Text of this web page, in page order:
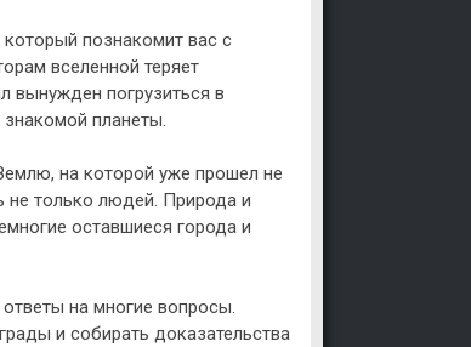
познакомит вас с
вселенной теряет
вынужден погрузиться в
планеты.
на которой уже прошел не
не только людей. Природа и
оставшиеся города и
на многие вопросы.
и собирать доказательства